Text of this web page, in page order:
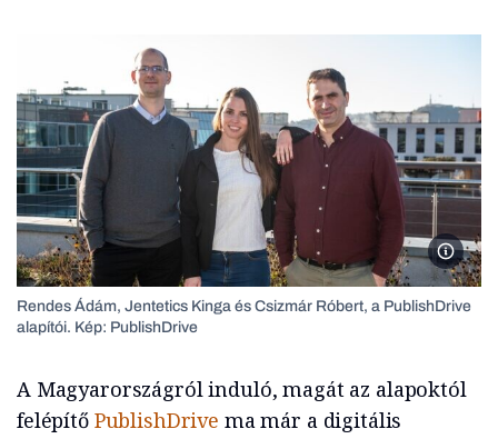
Rendes Ádám, Jentetics Kinga és Csizmár Róbert, a PublishDrive
alapítói. Kép: PublishDrive
A Magyarországról induló, magát az alapoktól
felépítő PublishDrive ma már a digitális